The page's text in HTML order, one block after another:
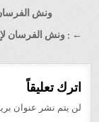
تصفّح
المقالات
ونش الفرسان
← : ونش الفرسان لإنقاذ
اترك تعليقاً
لن يتم نشر عنوان